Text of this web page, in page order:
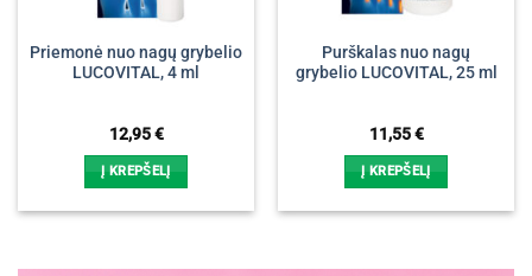
Priemonė nuo nagų grybelio
LUCOVITAL, 4 ml
12,95€
Į KREPŠELĮ
Purškalas nuo nagų
grybelio LUCOVITAL, 25 ml
11,55€
Į KREPŠELĮ